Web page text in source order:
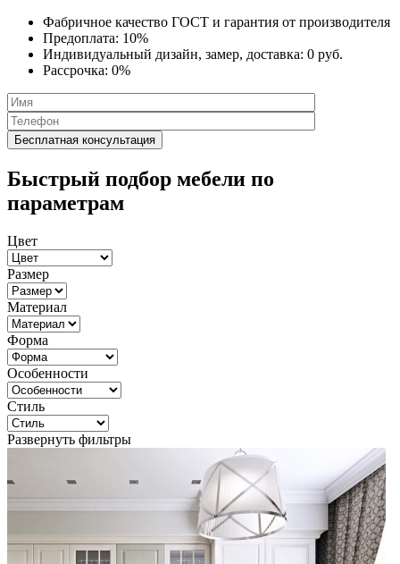
Фабричное качество ГОСТ и гарантия от производителя
Предоплата: 10%
Индивидуальный дизайн, замер, доставка: 0 руб.
Рассрочка: 0%
Быстрый подбор мебели по
параметрам
Цвет
Размер
Материал
Форма
Особенности
Стиль
Развернуть фильтры